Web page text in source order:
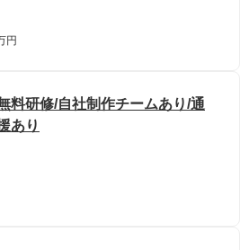
円
料研修/自社制作チームあり/通
あり